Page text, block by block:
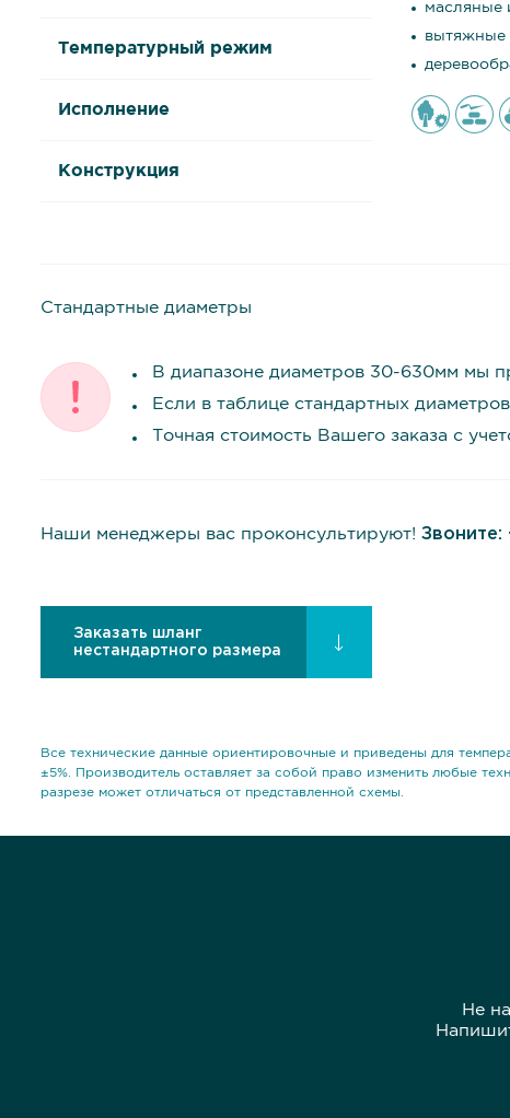
Температурный режим
Исполнение
Конструкция
масляные
вытяжные
Стандартные диаметры
В диапазоне диаметров 30-630мм мы
Если в таблице стандартных
Точная стоимость Вашего заказа с
Наши менеджеры вас проконсультируют! Звоните:
Заказать шланг
нестандартного размера
Все технические данные ориентировочные и приведены для
±5%. Производитель оставляет за собой право изменить любые
разрезе может отличаться от представленной схемы.
Не